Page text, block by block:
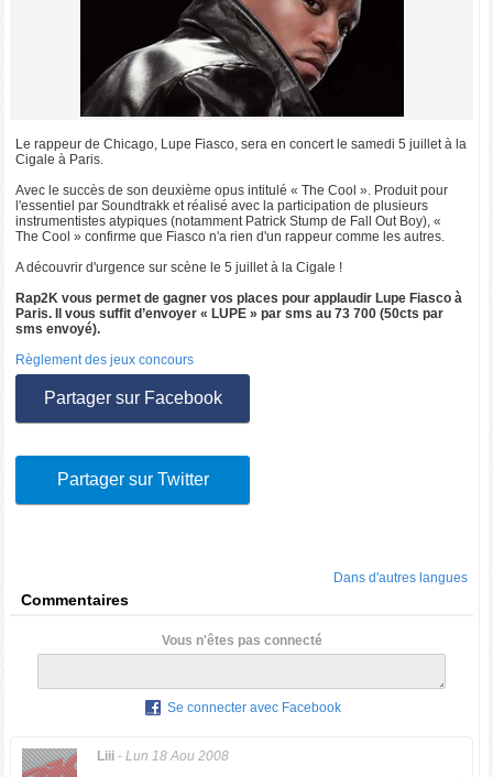
Le rappeur de Chicago, Lupe Fiasco, sera en concert le samedi 5 juillet à la
Cigale à Paris.
Avec le succès de son deuxième opus intitulé « The Cool ». Produit pour
l'essentiel par Soundtrakk et réalisé avec la participation de plusieurs
instrumentistes atypiques (notamment Patrick Stump de Fall Out Boy), «
The Cool » confirme que Fiasco n'a rien d'un rappeur comme les autres.
A découvrir d'urgence sur scène le 5 juillet à la Cigale !
Rap2K vous permet de gagner vos places pour applaudir Lupe Fiasco à
Paris. Il vous suffit d’envoyer « LUPE » par sms au 73 700 (50cts par
sms envoyé).
Règlement des jeux concours
Partager sur Facebook
Partager sur Twitter
Dans d'autres langues
Commentaires
Vous n'êtes pas connecté
Se connecter avec Facebook
Liii- Lun 18 Aou 2008